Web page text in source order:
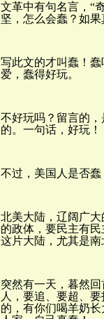
文革中有句名言，“
坚，怎么会蠢？如
写此文的才叫蠢！
爱，蠢得好玩。
不好玩吗？留言的，
的。 一句话，好玩！
不过，美国人是否蠢
北美大陆，辽阔广
的政体，要民主有
这片大陆，尤其是南
突然有一天，暮然
人，要追、要超、
的，有你们喝羊奶